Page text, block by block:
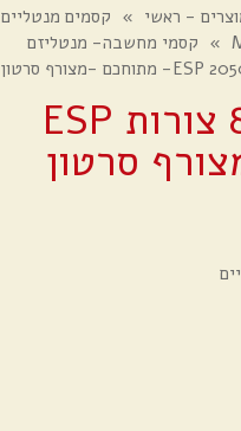
- ראשי » קסמים מנטליים
» קסמי מחשבה- מנטליזם
לוח ניבוי בינוני עם 8 צורות ESP